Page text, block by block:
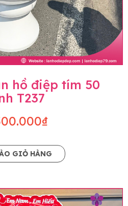
hồ điệp tím 50
T237
GIỎ HÀNG